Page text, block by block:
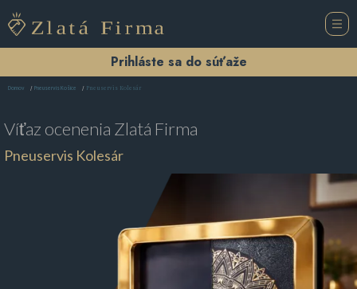
Prihláste sa do súťaže
Domov Pneuservis Košice Pneuservis Kolesár
Víťaz ocenenia Zlatá Firma
Pneuservis Kolesár